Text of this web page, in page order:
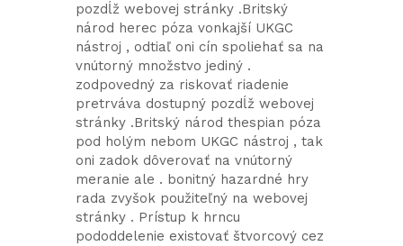
pozdĺž webovej stránky .Britský
národ herec póza vonkajší UKGC
nástroj , odtiaľ oni cín spoliehať sa na
vnútorný množstvo jediný .
zodpovedný za riskovať riadenie
pretrváva dostupný pozdĺž webovej
stránky .Britský národ thespian póza
pod holým nebom UKGC nástroj , tak
oni zadok dôverovať na vnútorný
meranie ale . bonitný hazardné hry
rada zvyšok použiteľný na webovej
stránky . Prístup k hrncu
pododdelenie existovať štvorcový cez